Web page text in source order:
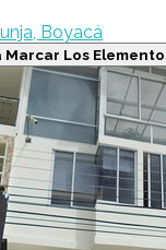
Boyacá
Marcar Los